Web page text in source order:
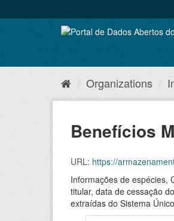
to
Organizations
Benefícios
URL: https://
Informações de espécies,
titular, data de cessação
extraídas do Sistema